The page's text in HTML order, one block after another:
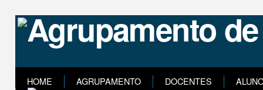
HOME AGRUPAMENTO DOCENTES